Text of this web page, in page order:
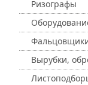
Ризографы
Вырубки,